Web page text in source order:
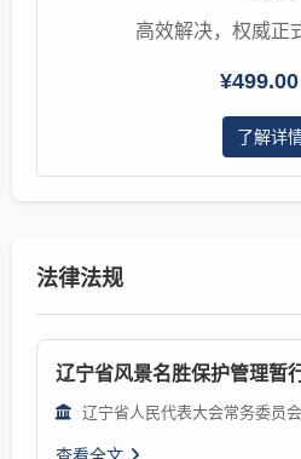
高效解决，权威正
¥499.00
了解详
法律法规
辽宁省风景名胜保护管理暂
辽宁省人民代表大会常务委员会